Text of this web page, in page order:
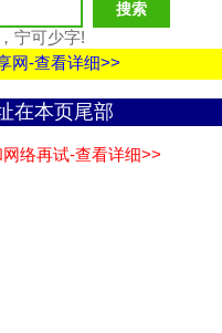
宁可少字!
网-查看详细>>
在本页尾部
络再试-查看详细>>